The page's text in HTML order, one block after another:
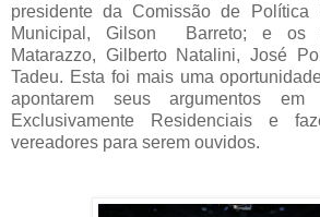
presidente da Comissão de Política
Municipal, Gilson Barreto; e os
Matarazzo, Gilberto Natalini, José
Tadeu. Esta foi mais uma
apontarem seus argumentos
Exclusivamente Residenciais e
vereadores para serem ouvidos.